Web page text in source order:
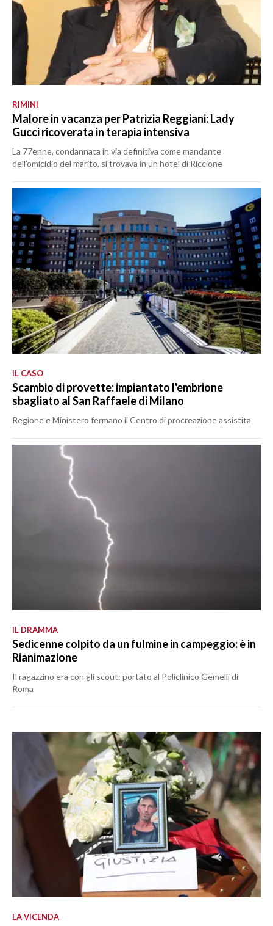
RIMINI
Malore in vacanza per Patrizia Reggiani: Lady
Gucci ricoverata in terapia intensiva
La 77enne, condannata in via definitiva come mandante
dell’omicidio del marito, si trovava in un hotel di Riccione
IL CASO
Scambio di provette: impiantato l'embrione
sbagliato al San Raffaele di Milano
Regione e Ministero fermano il Centro di procreazione assistita
IL DRAMMA
Sedicenne colpito da un fulmine in campeggio: è in
Rianimazione
Il ragazzino era con gli scout: portato al Policlinico Gemelli di
Roma
LA VICENDA